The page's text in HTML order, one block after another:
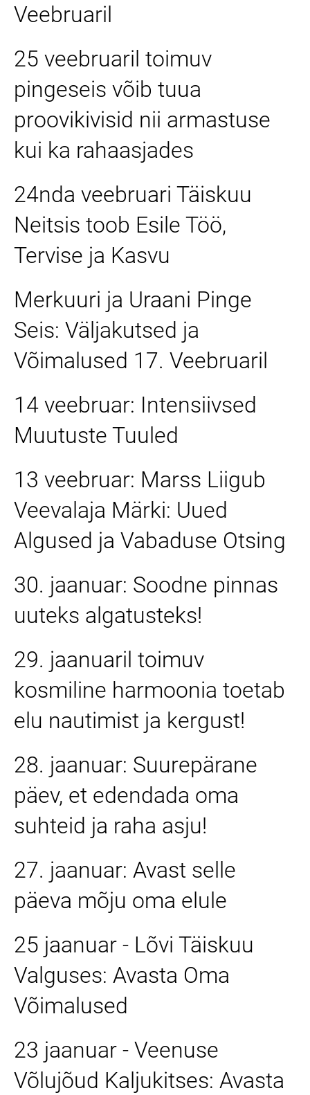
Veebruaril
25 veebruaril toimuv
pingeseis võib tuua
proovikivisid nii armastuse
kui ka rahaasjades
24nda veebruari Täiskuu
Neitsis toob Esile Töö,
Tervise ja Kasvu
Merkuuri ja Uraani Pinge
Seis: Väljakutsed ja
Võimalused 17. Veebruaril
14 veebruar: Intensiivsed
Muutuste Tuuled
13 veebruar: Marss Liigub
Veevalaja Märki: Uued
Algused ja Vabaduse Otsing
30. jaanuar: Soodne pinnas
uuteks algatusteks!
29. jaanuaril toimuv
kosmiline harmoonia toetab
elu nautimist ja kergust!
28. jaanuar: Suurepärane
päev, et edendada oma
suhteid ja raha asju!
27. jaanuar: Avast selle
päeva mõju oma elule
25 jaanuar - Lõvi Täiskuu
Valguses: Avasta Oma
Võimalused
23 jaanuar - Veenuse
Võlujõud Kaljukitses: Avasta